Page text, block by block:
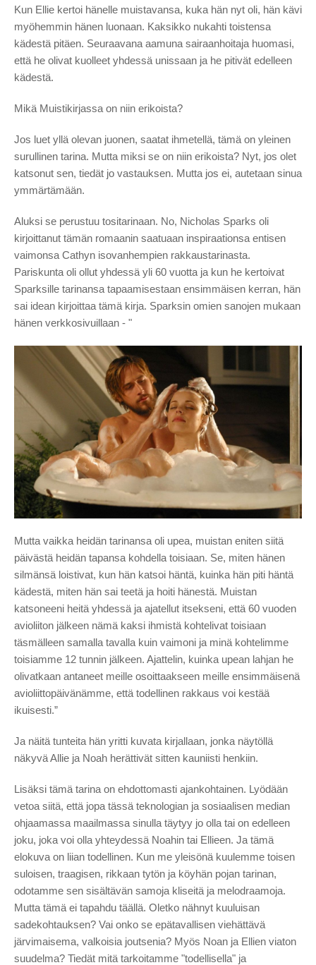
Kun Ellie kertoi hänelle muistavansa, kuka hän nyt oli, hän kävi
myöhemmin hänen luonaan. Kaksikko nukahti toistensa
kädestä pitäen. Seuraavana aamuna sairaanhoitaja huomasi,
että he olivat kuolleet yhdessä unissaan ja he pitivät edelleen
kädestä.
Mikä Muistikirjassa on niin erikoista?
Jos luet yllä olevan juonen, saatat ihmetellä, tämä on yleinen
surullinen tarina. Mutta miksi se on niin erikoista? Nyt, jos olet
katsonut sen, tiedät jo vastauksen. Mutta jos ei, autetaan sinua
ymmärtämään.
Aluksi se perustuu tositarinaan. No, Nicholas Sparks oli
kirjoittanut tämän romaanin saatuaan inspiraationsa entisen
vaimonsa Cathyn isovanhempien rakkaustarinasta.
Pariskunta oli ollut yhdessä yli 60 vuotta ja kun he kertoivat
Sparksille tarinansa tapaamisestaan ​​ensimmäisen kerran, hän
sai idean kirjoittaa tämä kirja. Sparksin omien sanojen mukaan
hänen verkkosivuillaan - "
Mutta vaikka heidän tarinansa oli upea, muistan eniten siitä
päivästä heidän tapansa kohdella toisiaan. Se, miten hänen
silmänsä loistivat, kun hän katsoi häntä, kuinka hän piti häntä
kädestä, miten hän sai teetä ja hoiti hänestä. Muistan
katsoneeni heitä yhdessä ja ajatellut itsekseni, että 60 vuoden
avioliiton jälkeen nämä kaksi ihmistä kohtelivat toisiaan
täsmälleen samalla tavalla kuin vaimoni ja minä kohtelimme
toisiamme 12 tunnin jälkeen. Ajattelin, kuinka upean lahjan he
olivatkaan antaneet meille osoittaakseen meille ensimmäisenä
avioliittopäivänämme, että todellinen rakkaus voi kestää
ikuisesti.”
Ja näitä tunteita hän yritti kuvata kirjallaan, jonka näytöllä
näkyvä Allie ja Noah herättivät sitten kauniisti henkiin.
Lisäksi tämä tarina on ehdottomasti ajankohtainen. Lyödään
vetoa siitä, että jopa tässä teknologian ja sosiaalisen median
ohjaamassa maailmassa sinulla täytyy jo olla tai on edelleen
joku, joka voi olla yhteydessä Noahin tai Ellieen. Ja tämä
elokuva on liian todellinen. Kun me yleisönä kuulemme toisen
suloisen, traagisen, rikkaan tytön ja köyhän pojan tarinan,
odotamme sen sisältävän samoja kliseitä ja melodraamoja.
Mutta tämä ei tapahdu täällä. Oletko nähnyt kuuluisan
sadekohtauksen? Vai onko se epätavallisen viehättävä
järvimaisema, valkoisia joutsenia? Myös Noan ja Ellien viaton
suudelma? Tiedät mitä tarkoitamme "todellisella" ja